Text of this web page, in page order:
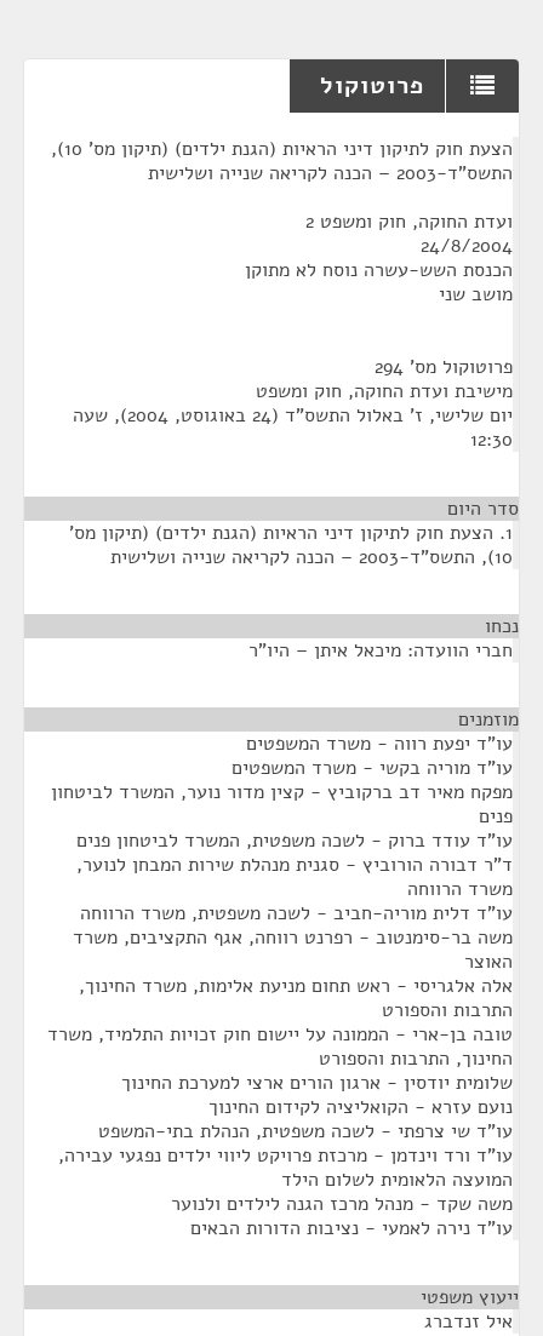
פרוטוקול
הצעת חוק לתיקון דיני הראיות (הגנת ילדים) (תיקון מס' 10),
התשס"ד-2003 – הכנה לקריאה שנייה ושלישית
ועדת החוקה, חוק ומשפט 2
24/8/2004
הכנסת השש-עשרה נוסח לא מתוקן
מושב שני
פרוטוקול מס' 294
מישיבת ועדת החוקה, חוק ומשפט
‏יום שלישי, ז' באלול התשס"ד (‏24 באוגוסט, 2004), שעה
12:30
סדר היום
1. הצעת חוק לתיקון דיני הראיות (הגנת ילדים) (תיקון מס'
10), התשס"ד-2003 – הכנה לקריאה שנייה ושלישית
נכחו
חברי הוועדה: מיכאל איתן – היו"ר
מוזמנים
עו"ד יפעת רווה - משרד המשפטים
עו"ד מוריה בקשי - משרד המשפטים
מפקח מאיר דב ברקוביץ - קצין מדור נוער, המשרד לביטחון
פנים
עו"ד עודד ברוק - לשכה משפטית, המשרד לביטחון פנים
ד"ר דבורה הורוביץ - סגנית מנהלת שירות המבחן לנוער,
משרד הרווחה
עו"ד דלית מוריה-חביב - לשכה משפטית, משרד הרווחה
משה בר-סימנטוב - רפרנט רווחה, אגף התקציבים, משרד
האוצר
אלה אלגריסי - ראש תחום מניעת אלימות, משרד החינוך,
התרבות והספורט
טובה בן-ארי - הממונה על יישום חוק זכויות התלמיד, משרד
החינוך, התרבות והספורט
שלומית יודסין - ארגון הורים ארצי למערכת החינוך
נועם עזרא - הקואליציה לקידום החינוך
עו"ד שי צרפתי - לשכה משפטית, הנהלת בתי-המשפט
עו"ד ורד וינדמן - מרכזת פרויקט ליווי ילדים נפגעי עבירה,
המועצה הלאומית לשלום הילד
משה שקד - מנהל מרכז הגנה לילדים ולנוער
עו"ד נירה לאמעי - נציבות הדורות הבאים
ייעוץ משפטי
איל זנדברג